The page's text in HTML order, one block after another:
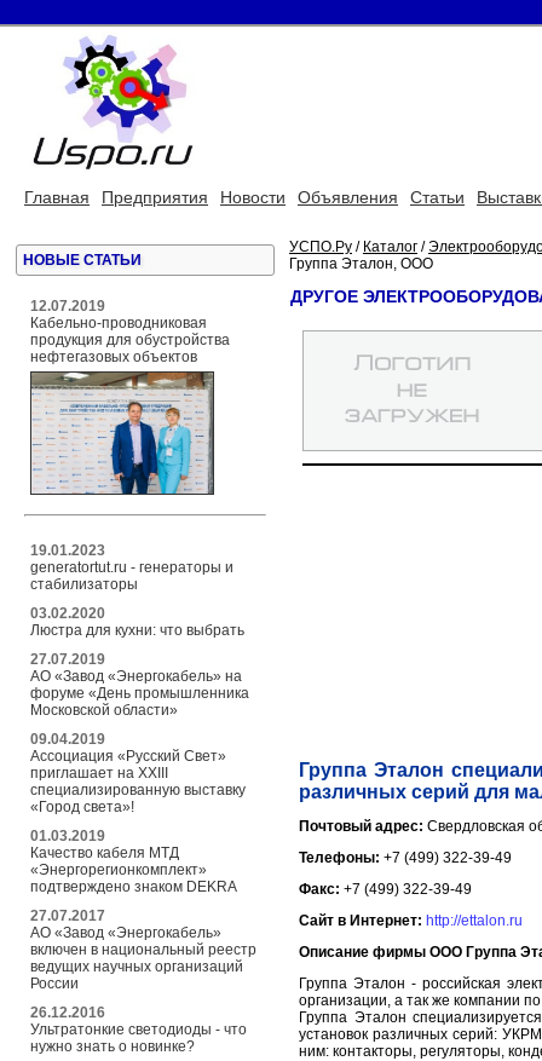
Главная Предприятия Новости Объявления Статьи
НОВЫЕ СТАТЬИ
12.07.2019
Кабельно-проводниковая
продукция для обустройства
нефтегазовых объектов
19.01.2023
generatortut.ru - генераторы и
стабилизаторы
03.02.2020
Люстра для кухни: что выбрать
27.07.2019
АО «Завод «Энергокабель» на
форуме «День промышленника
Московской области»
09.04.2019
Ассоциация «Русский Свет»
приглашает на XXIII
специализированную выставку
«Город света»!
01.03.2019
Качество кабеля МТД
«Энергорегионкомплект»
подтверждено знаком DEKRA
27.07.2017
АО «Завод «Энергокабель»
включен в национальный реестр
ведущих научных организаций
России
26.12.2016
Ультратонкие светодиоды - что
нужно знать о новинке?
УСПО.Ру / Каталог /
Группа Эталон, ООО
ДРУГОЕ
Группа Эталон
различных серий для
Почтовый адрес: Свердловская
Телефоны: +7 (499) 322-39-49
Факс: +7 (499) 322-39-49
Сайт в Интернет: http://ettalon.ru
Описание фирмы ООО Группа
Группа Эталон - российская
организации, а так же компании
Группа Эталон
установок различных серий:
ним: контакторы, регуляторы,